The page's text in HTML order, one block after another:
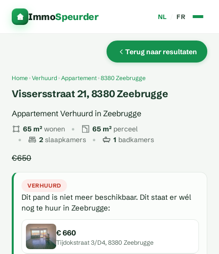
ImmoSpeurder NL FR
Terug naar resultaten
Home Verhuurd Appartement 8380 Zeebrugge
Vissersstraat 21, 8380 Zeebrugge
Appartement Verhuurd in Zeebrugge
65 m² wonen 65 m² perceel
2 slaapkamers 1 badkamers
€650
VERHUURD
Dit pand is niet meer beschikbaar. Dit staat er wél
nog te huur in Zeebrugge:
€ 660
Tijdokstraat 3/D4, 8380 Zeebrugge